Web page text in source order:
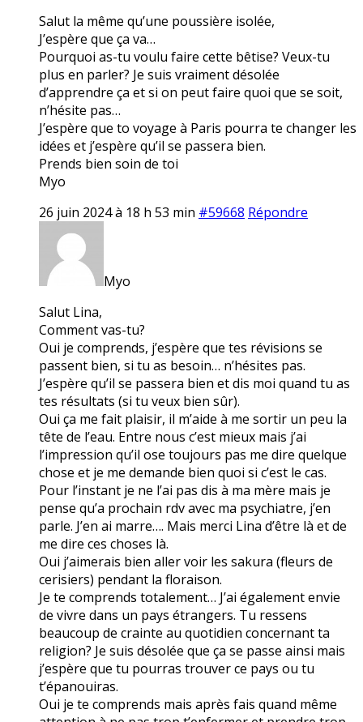
Salut la même qu’une poussière isolée,
J’espère que ça va…
Pourquoi as-tu voulu faire cette bêtise? Veux-tu
plus en parler? Je suis vraiment désolée
d’apprendre ça et si on peut faire quoi que se soit,
n’hésite pas…
J’espère que to voyage à Paris pourra te changer les
idées et j’espère qu’il se passera bien.
Prends bien soin de toi
Myo
26 juin 2024 à 18 h 53 min #59668 Répondre
Myo
Salut Lina,
Comment vas-tu?
Oui je comprends, j’espère que tes révisions se
passent bien, si tu as besoin… n’hésites pas.
J’espère qu’il se passera bien et dis moi quand tu as
tes résultats (si tu veux bien sûr).
Oui ça me fait plaisir, il m’aide à me sortir un peu la
tête de l’eau. Entre nous c’est mieux mais j’ai
l’impression qu’il ose toujours pas me dire quelque
chose et je me demande bien quoi si c’est le cas.
Pour l’instant je ne l’ai pas dis à ma mère mais je
pense qu’a prochain rdv avec ma psychiatre, j’en
parle. J’en ai marre…. Mais merci Lina d’être là et de
me dire ces choses là.
Oui j’aimerais bien aller voir les sakura (fleurs de
cerisiers) pendant la floraison.
Je te comprends totalement… J’ai également envie
de vivre dans un pays étrangers. Tu ressens
beaucoup de crainte au quotidien concernant ta
religion? Je suis désolée que ça se passe ainsi mais
j’espère que tu pourras trouver ce pays ou tu
t’épanouiras.
Oui je te comprends mais après fais quand même